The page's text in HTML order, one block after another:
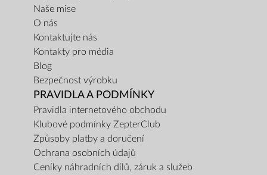
Naše mise
O nás
Kontaktujte nás
Kontakty pro média
Blog
Bezpečnost výrobku
PRAVIDLA A PODMÍNKY
Pravidla internetového obchodu
Klubové podmínky ZepterClub
Způsoby platby a doručení
Ochrana osobních údajů
Ceníky náhradních dílů, záruk a služeb